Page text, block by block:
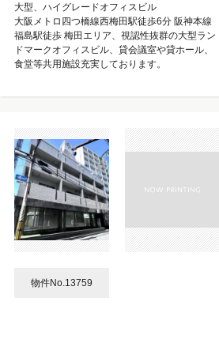
大型、ハイグレードオフィスビル
大阪メトロ四つ橋線西梅田駅徒歩6分 阪神本線
福島駅徒歩 梅田エリア、視認性抜群の大型ラン
ドマークオフィスビル、貸会議室や貸ホール、
食堂等共用施設充実しております。
物件No.13759